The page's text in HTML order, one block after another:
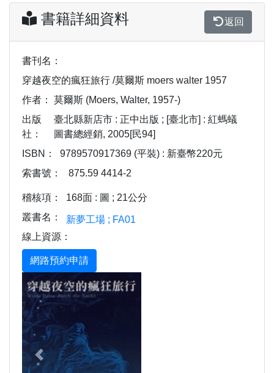
書籍詳細資料 返回
書刊名：
穿越夜空的瘋狂旅行 /莫爾斯 moers walter 1957
作者：
莫爾斯 (Moers, Walter, 1957-)
出版
社：
臺北縣新店市 : 正中出版 ; [臺北市] : 紅螞蟻
圖書總經銷, 2005[民94]
ISBN：
9789570917369 (平裝) : 新臺幣220元
索書號：
875.59 4414-2
稽核項：
168面 : 圖 ; 21公分
叢書名：
新夢工場 ; FA01
線上資源：
Previous